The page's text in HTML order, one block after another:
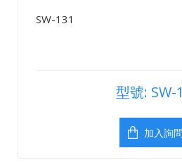
SW-131
型號: SW-
加入詢問